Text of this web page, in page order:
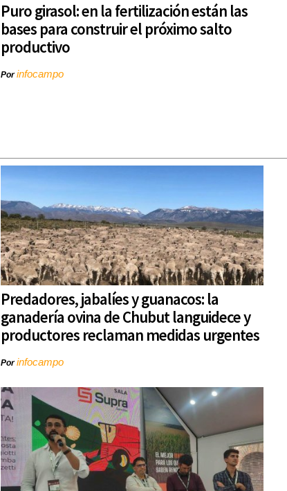
Puro girasol: en la fertilización están las
bases para construir el próximo salto
productivo
Porinfocampo
Predadores, jabalíes y guanacos: la
ganadería ovina de Chubut languidece y
productores reclaman medidas urgentes
Porinfocampo